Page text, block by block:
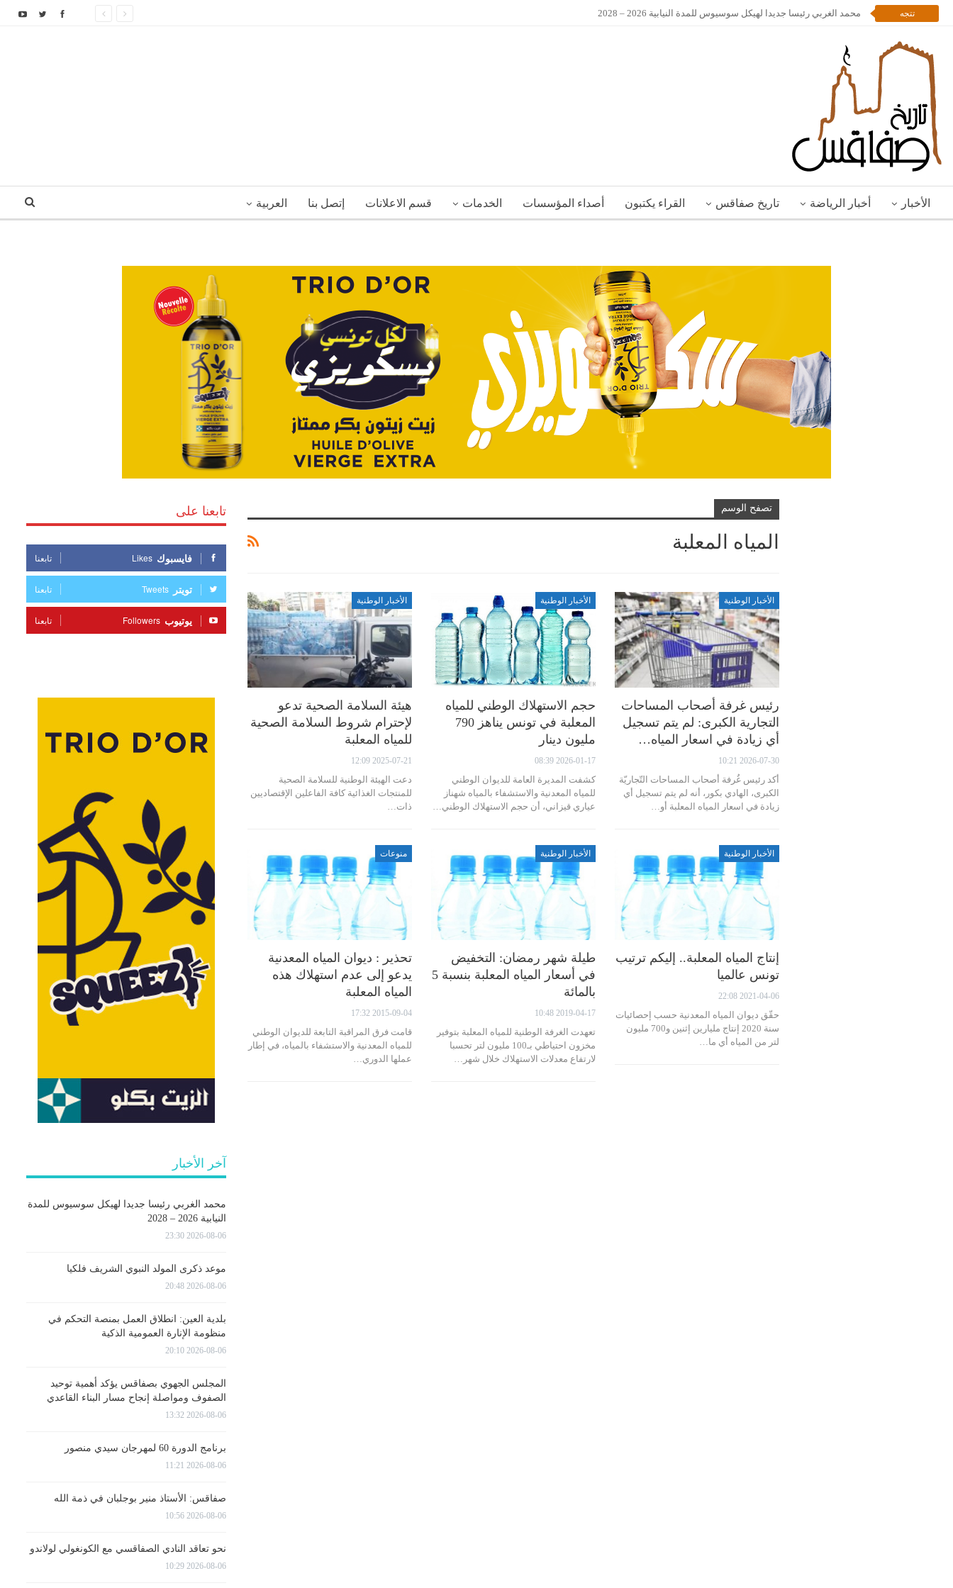
تتجه محمد الغربي رئيسا جديدا لهيكل سوسيوس للمدة النيابية 2026 – 2028
الأخبار أخبار الرياضة تاريخ صفاقس القراء يكتبون أصداء المؤسسات الخدمات قسم الاعلانات إتصل بنا العربية
تصفح الوسم
المياه المعلبة
الأخبار الوطنية
رئيس غرفة أصحاب المساحات
التجارية الكبرى: لم يتم تسجيل
أي زيادة في اسعار المياه…
2026-07-30 10:21
أكد رئيس غُرفة أصحاب المساحات التّجاريّة
الكبرى، الهادي بكور، أنه لم يتم تسجيل أي
زيادة في اسعار المياه المعلبة أو…
الأخبار الوطنية
حجم الاستهلاك الوطني للمياه
المعلبة في تونس يناهز 790
مليون دينار
2026-01-17 08:39
كشفت المديرة العامة للديوان الوطني
للمياه المعدنية والاستشفاء بالمياه شهناز
عياري قيزاني، أن حجم الاستهلاك الوطني…
الأخبار الوطنية
هيئة السلامة الصحية تدعو
لإحترام شروط السلامة الصحية
للمياه المعلبة
2025-07-21 12:09
دعت الهيئة الوطنية للسلامة الصحية
للمنتجات الغذائية كافة الفاعلين الإقتصاديين
ذات…
الأخبار الوطنية
إنتاج المياه المعلبة.. إليكم ترتيب
تونس عالميا
2021-04-06 22:08
حقّق ديوان المياه المعدنية حسب إحصائيات
سنة 2020 إنتاج مليارين إثنين و700 مليون
لتر من المياه أي ما…
الأخبار الوطنية
طيلة شهر رمضان: التخفيض
في أسعار المياه المعلبة بنسبة 5
بالمائة
2019-04-17 10:48
تعهدت الغرفة الوطنية للمياه المعلبة بتوفير
مخزون احتياطي بـ100 مليون لتر تحسبا
لارتفاع معدلات الاستهلاك خلال شهر…
منوعات
تحذير : ديوان المياه المعدنية
يدعو إلى عدم استهلاك هذه
المياه المعلبة
2015-09-04 17:32
قامت فرق المراقبة التابعة للديوان الوطني
للمياه المعدنية والاستشفاء بالمياه، في إطار
عملها الدوري…
تابعنا على
فايسبوك Likes تابعنا
تويتر Tweets تابعنا
يوتيوب Followers تابعنا
آخر الأخبار
محمد الغربي رئيسا جديدا لهيكل سوسيوس للمدة
النيابية 2026 – 2028
2026-08-06 23:30
موعد ذكرى المولد النبوي الشريف فلكيا
2026-08-06 20:48
بلدية العين: انطلاق العمل بمنصة التحكم في
منظومة الإنارة العمومية الذكية
2026-08-06 20:10
المجلس الجهوي بصفاقس يؤكد أهمية توحيد
الصفوف ومواصلة إنجاح مسار البناء القاعدي
2026-08-06 13:32
برنامج الدورة 60 لمهرجان سيدي منصور
2026-08-06 11:21
صفاقس: الأستاذ منير بوجلبان في ذمة الله
2026-08-06 10:56
نحو تعاقد النادي الصفاقسي مع الكونغولي لولاندو
2026-08-06 10:29